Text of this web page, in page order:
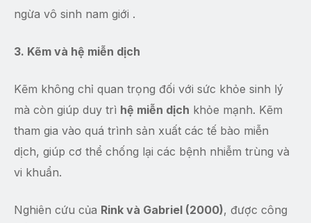
ngừa vô sinh nam giới .
3. Kẽm và hệ miễn dịch
Kẽm không chỉ quan trọng đối với sức khỏe sinh lý
mà còn giúp duy trì hệ miễn dịch khỏe mạnh. Kẽm
tham gia vào quá trình sản xuất các tế bào miễn
dịch, giúp cơ thể chống lại các bệnh nhiễm trùng và
vi khuẩn.
Nghiên cứu của Rink và Gabriel (2000), được công